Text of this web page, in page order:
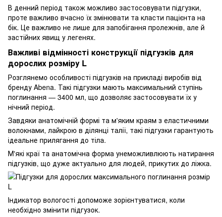
В денний період також можливо застосовувати підгузки,
проте важливо вчасно їх змінювати та класти пацієнта на
бік. Це важливо не лише для запобігання пролежнів, але й
застійних явищ у легенях.
Важливі відмінності конструкції підгузків для
дорослих розміру L
Розглянемо особливості підгузків на прикладі виробів від
бренду Abena. Такі підгузки мають максимальний ступінь
поглинання — 3400 мл, що дозволяє застосовувати їх у
нічний період.
Завдяки анатомічній формі та м'яким краям з еластичними
волокнами, лайкрою в ділянці талії, такі підгузки гарантують
ідеальне прилягання до тіла.
М'які краї та анатомічна форма унеможливлюють натирання
підгузків, що дуже актуально для людей, прикутих до ліжка.
Індикатор вологості допоможе зорієнтуватися, коли
необхідно змінити підгузок.